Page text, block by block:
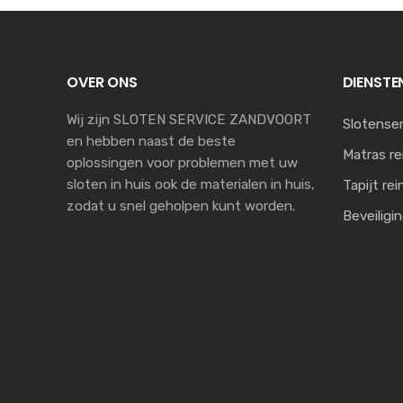
OVER ONS
Wij zijn SLOTEN SERVICE ZANDVOORT
en hebben naast de beste
oplossingen voor problemen met uw
sloten in huis ook de materialen in huis,
zodat u snel geholpen kunt worden.
Matras
Tapijt